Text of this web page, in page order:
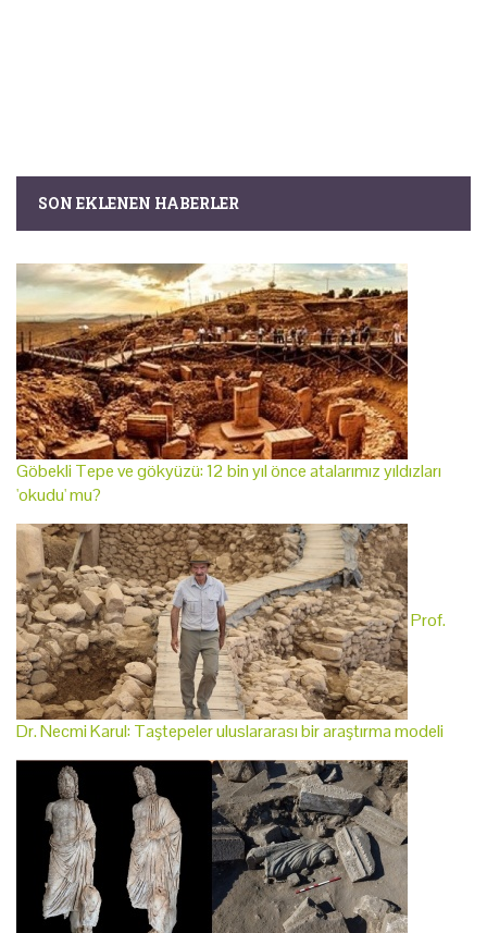
SON EKLENEN HABERLER
Göbekli Tepe ve gökyüzü: 12 bin yıl önce atalarımız yıldızları
'okudu' mu?
Prof.
Dr. Necmi Karul: Taştepeler uluslararası bir araştırma modeli